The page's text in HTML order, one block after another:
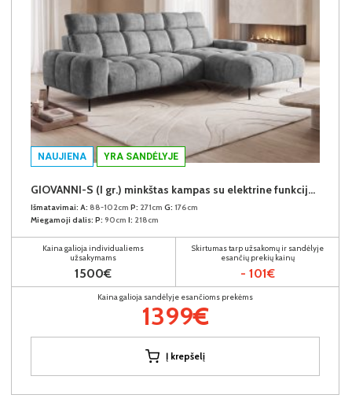
NAUJIENA YRA SANDĖLYJE
GIOVANNI-S (I gr.) minkštas kampas su elektrine funkcija (Aphrodite-21) D
Išmatavimai: A: 88-102cm P: 271cm G: 176cm
Miegamoji dalis: P: 90cm I: 218cm
Kaina galioja individualiems
užsakymams
1500€
Skirtumas tarp užsakomų ir sandėlyje
esančių prekių kainų
- 101€
Kaina galioja sandėlyje esančioms prekėms
1399€
Į krepšelį